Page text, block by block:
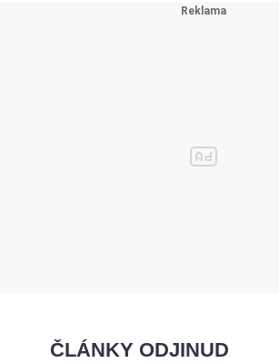
ČLÁNKY ODJINUD